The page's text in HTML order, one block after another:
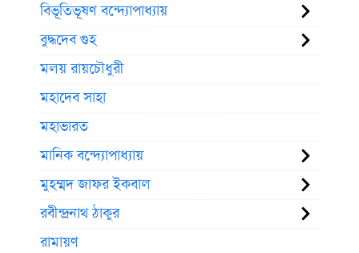
বিভূতিভূষণ বন্দ্যোপাধ্যায়
বুদ্ধদেব গুহ
মলয় রায়চৌধুরী
মহাদেব সাহা
মহাভারত
মানিক বন্দ্যোপাধ্যায়
মুহম্মদ জাফর ইকবাল
রবীন্দ্রনাথ ঠাকুর
রামায়ণ